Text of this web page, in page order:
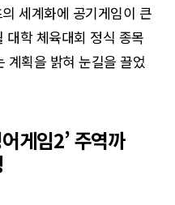
세계화에 공기게임이 큰
대학 체육대회 정식 종목
계획을 밝혀 눈길을 끌었
게임2’ 주역까